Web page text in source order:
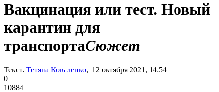
Вакцинация или тест. Новый
карантин для
транспортаСюжет
Текст: Тетяна Коваленко, 12 октября 2021, 14:54
0
10884